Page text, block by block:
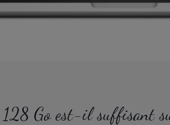
128 Go est-il suffisant